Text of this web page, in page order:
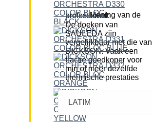
Mening van de professional:
De doeken van
SAULEDA zijn
vergelijkbaar met die van
DICKSON. Vaak een
fractie goedkoper voor
min of meer dezelfde
thermische prestaties
LATIM